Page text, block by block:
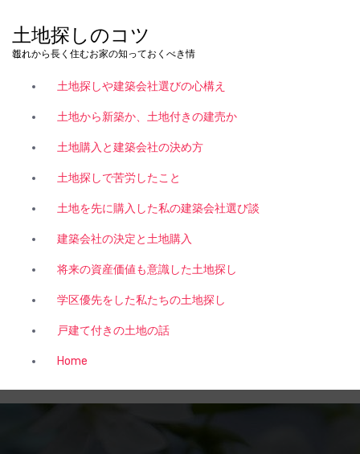
土地探しのコツ
これから長く住むお家の知っておくべき情報。
土地探しや建築会社選びの心構え
土地から新築か、土地付きの建売か
土地購入と建築会社の決め方
土地探しで苦労したこと
土地を先に購入した私の建築会社選び談
建築会社の決定と土地購入
将来の資産価値も意識した土地探し
学区優先をした私たちの土地探し
戸建て付きの土地の話
Home